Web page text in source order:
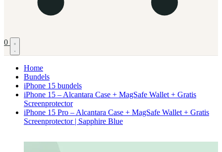
0
Home
Bundels
iPhone 15 bundels
iPhone 15 – Alcantara Case + MagSafe Wallet + Gratis
Screenprotector
iPhone 15 Pro – Alcantara Case + MagSafe Wallet + Gratis
Screenprotector | Sapphire Blue